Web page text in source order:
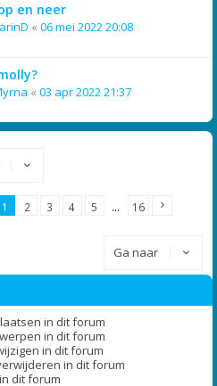
en neer
« 06 mei 2022 20:08
« 03 apr 2022 21:37
1 2 3 4 5 … 16
Ga naar
in dit forum
in dit forum
in dit forum
in dit forum
dit forum